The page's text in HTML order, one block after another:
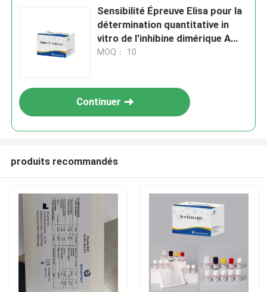
Sensibilité Épreuve Elisa pour la
détermination quantitative in
vitro de l'inhibine dimérique A
dans le sérum humain
MOQ： 10
Continuer
produits recommandés